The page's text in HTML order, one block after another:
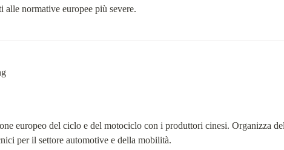
normative europee più severe.
europeo del ciclo e del motociclo con i produttori cinesi. Organizza
per il settore automotive e della mobilità.